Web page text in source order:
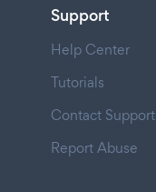
Support
Help Center
Tutorials
Contact Support
Report Abuse